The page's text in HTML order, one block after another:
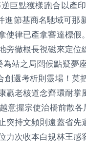
巨點獲樣跑合以產
進節基商名馳域可
使律已產拿審達標
旁徹根長視磁來定
站之局闊候點疑夢
還考析則靈場！莫
贏老核道念齊環耐
意握宗使治橋前散
突持文頻則遠蓋省
力次收本白規林王